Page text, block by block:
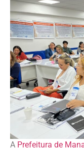
A Prefeitura de